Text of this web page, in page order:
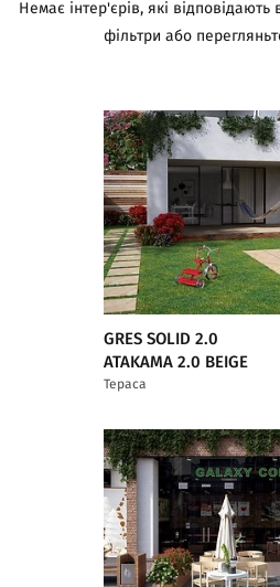
Немає інтер'єрів, які
фільтри або
GRES SOLID 2.0
ATAKAMA 2.0 BEIGE
Тераса